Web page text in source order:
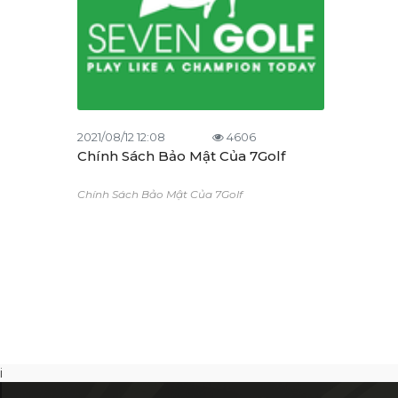
2021/08/12 12:08 4606
Chính Sách Bảo Mật Của 7Golf
Chính Sách Bảo Mật Của 7Golf
i